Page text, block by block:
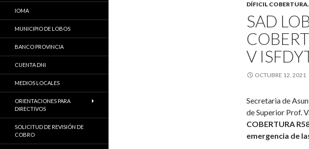
DÍFICIL COBERTURA,
SAD
V
OCTUBRE 12, 2021
Secretaria de
de Superior Prof.
COBERTURA
emergencia de
IOMA
MUNICIPIO DE LOBOS
BANCO PROVINCIA
CUENTA DNI
MEDIOS LOCALES
ORIENTACIONES PARA
DIRECTIVOS
SOLICITUD DE REVISIÓN DE
COBRO